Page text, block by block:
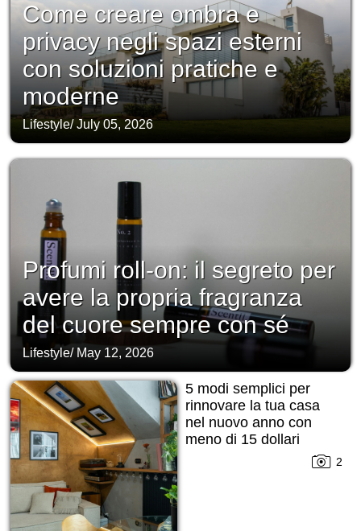
Come creare ombra e
privacy negli spazi esterni
con soluzioni pratiche e
moderne
Lifestyle/July 05, 2026
Profumi roll-on: il segreto per
avere la propria fragranza
del cuore sempre con sé
Lifestyle/ May 12, 2026
5 modi semplici per
rinnovare la tua casa
nel nuovo anno con
meno di 15 dollari
2